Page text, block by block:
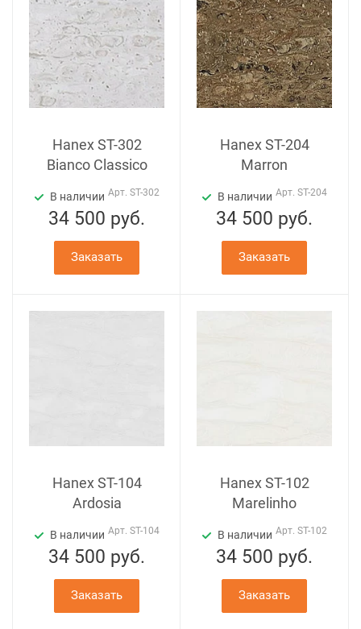
Hanex ST-302
Bianco Classico
В наличии Арт. ST-302
34 500 руб.
Заказать
Hanex ST-204
Marron
В наличии Арт. ST-204
34 500 руб.
Заказать
Hanex ST-104
Ardosia
В наличии Арт. ST-104
34 500 руб.
Заказать
Hanex ST-102
Marelinho
В наличии Арт. ST-102
34 500 руб.
Заказать